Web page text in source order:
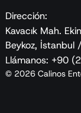
Dirección:
Kavacık Mah.
Beykoz, İstanbul
Llámanos: +90
© 2026 Calinos